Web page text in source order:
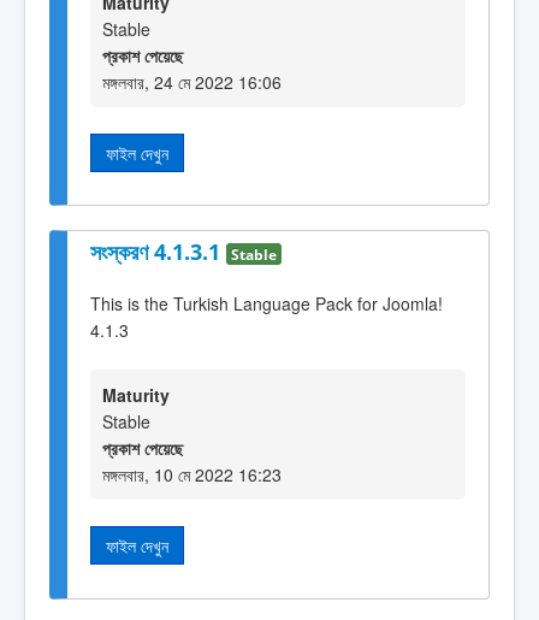
Stable
প্রকাশ পেয়েছে
মঙ্গলবার, 24 মে 2022 16:06
ফাইল দেখুন
সংস্করণ 4.1.3.1 Stable
This is the Turkish Language Pack for Joomla!
4.1.3
Maturity
Stable
প্রকাশ পেয়েছে
মঙ্গলবার, 10 মে 2022 16:23
ফাইল দেখুন